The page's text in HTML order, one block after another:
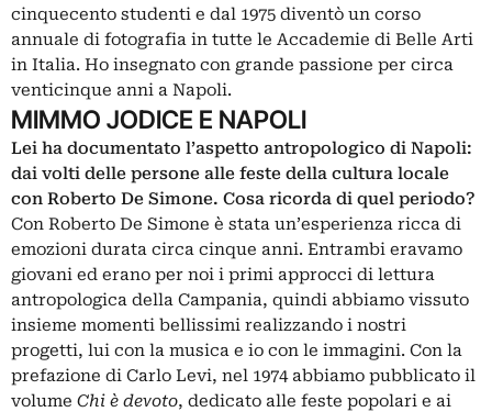
cinquecento studenti e dal 1975 diventò un corso
annuale di fotografia in tutte le Accademie di Belle Arti
in Italia. Ho insegnato con grande passione per circa
venticinque anni a Napoli.
MIMMO JODICE E NAPOLI
Lei ha documentato l’aspetto antropologico di Napoli:
dai volti delle persone alle feste della cultura locale
con Roberto De Simone. Cosa ricorda di quel periodo?
Con Roberto De Simone è stata un’esperienza ricca di
emozioni durata circa cinque anni. Entrambi eravamo
giovani ed erano per noi i primi approcci di lettura
antropologica della Campania, quindi abbiamo vissuto
insieme momenti bellissimi realizzando i nostri
progetti, lui con la musica e io con le immagini. Con la
prefazione di Carlo Levi, nel 1974 abbiamo pubblicato il
volume Chi è devoto, dedicato alle feste popolari e ai